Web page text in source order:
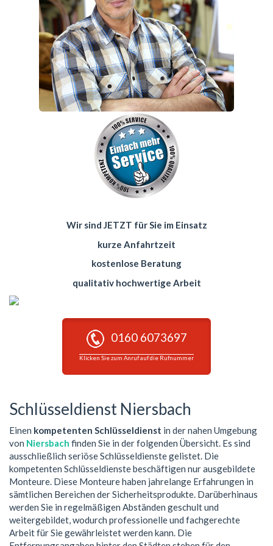
Wir sind JETZT für Sie im Einsatz
kurze Anfahrtzeit
kostenlose Beratung
qualitativ hochwertige Arbeit
0160 6073697
Klicken Sie zum Anruf auf die Rufnummer
Schlüsseldienst Niersbach
Einen kompetenten Schlüsseldienst in der nahen Umgebung
von Niersbach finden Sie in der folgenden Übersicht. Es sind
ausschließlich seriöse Schlüsseldienste gelistet. Die
kompetenten Schlüsseldienste beschäftigen nur ausgebildete
Monteure. Diese Monteure haben jahrelange Erfahrungen in
sämtlichen Bereichen der Sicherheitsprodukte. Darüberhinaus
werden Sie in regelmäßigen Abständen geschult und
weitergebildet, wodurch professionelle und fachgerechte
Arbeit für Sie gewährleistet werden kann. Die